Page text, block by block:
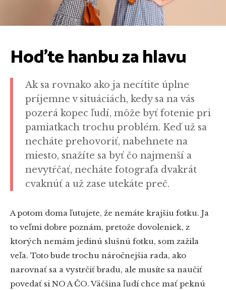
Hoďte hanbu za hlavu
Ak sa rovnako ako ja necítite úplne
príjemne v situáciách, kedy sa na vás
pozerá kopec ľudí, môže byť fotenie pri
pamiatkach trochu problém. Keď už sa
necháte prehovoriť, nabehnete na
miesto, snažíte sa byť čo najmenší a
nevytŕčať, necháte fotografa dvakrát
cvaknúť a už zase utekáte preč.
A potom doma ľutujete, že nemáte krajšiu fotku. Ja
to veľmi dobre poznám, pretože dovoleniek, z
ktorých nemám jedinú slušnú fotku, som zažila
veľa. Toto bude trochu náročnejšia rada, ako
narovnať sa a vystrčiť bradu, ale musíte sa naučiť
povedať si NO A ČO. Väčšina ľudí chce mať peknú